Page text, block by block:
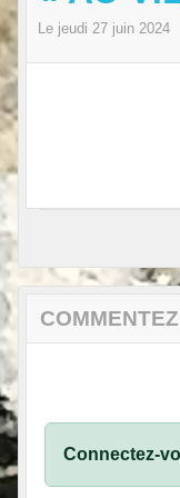
Le jeudi 27 juin 2024
Connectez-